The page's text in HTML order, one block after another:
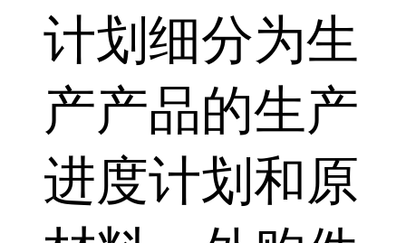
计划细分为生
产产品的生产
进度计划和原